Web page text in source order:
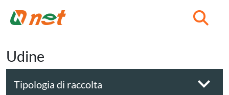
Udine
Tipologia di raccolta